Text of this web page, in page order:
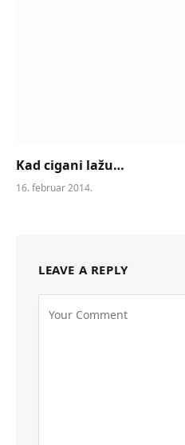
Kad cigani lažu…
16. februar 2014.
LEAVE A REPLY